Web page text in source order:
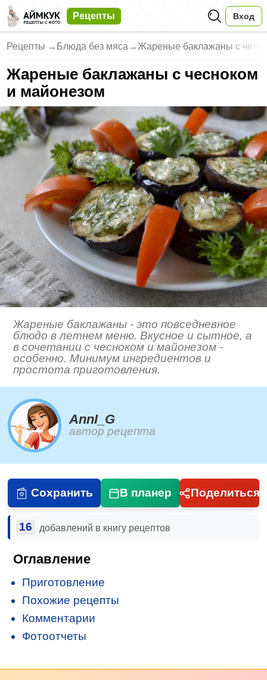
Рецепты Вход
Рецепты → Блюда без мяса → Жареные баклажаны с
Жареные баклажаны с чесноком
и майонезом
Жареные баклажаны - это повседневное
блюдо в летнем меню. Вкусное и сытное, а
в сочетании с чесноком и майонезом -
особенно. Минимум ингредиентов и
простота приготовления.
AnnI_G
автор рецепта
Сохранить В планер Поделиться
16 добавлений в книгу рецептов
Оглавление
Приготовление
Похожие рецепты
Комментарии
Фотоотчеты